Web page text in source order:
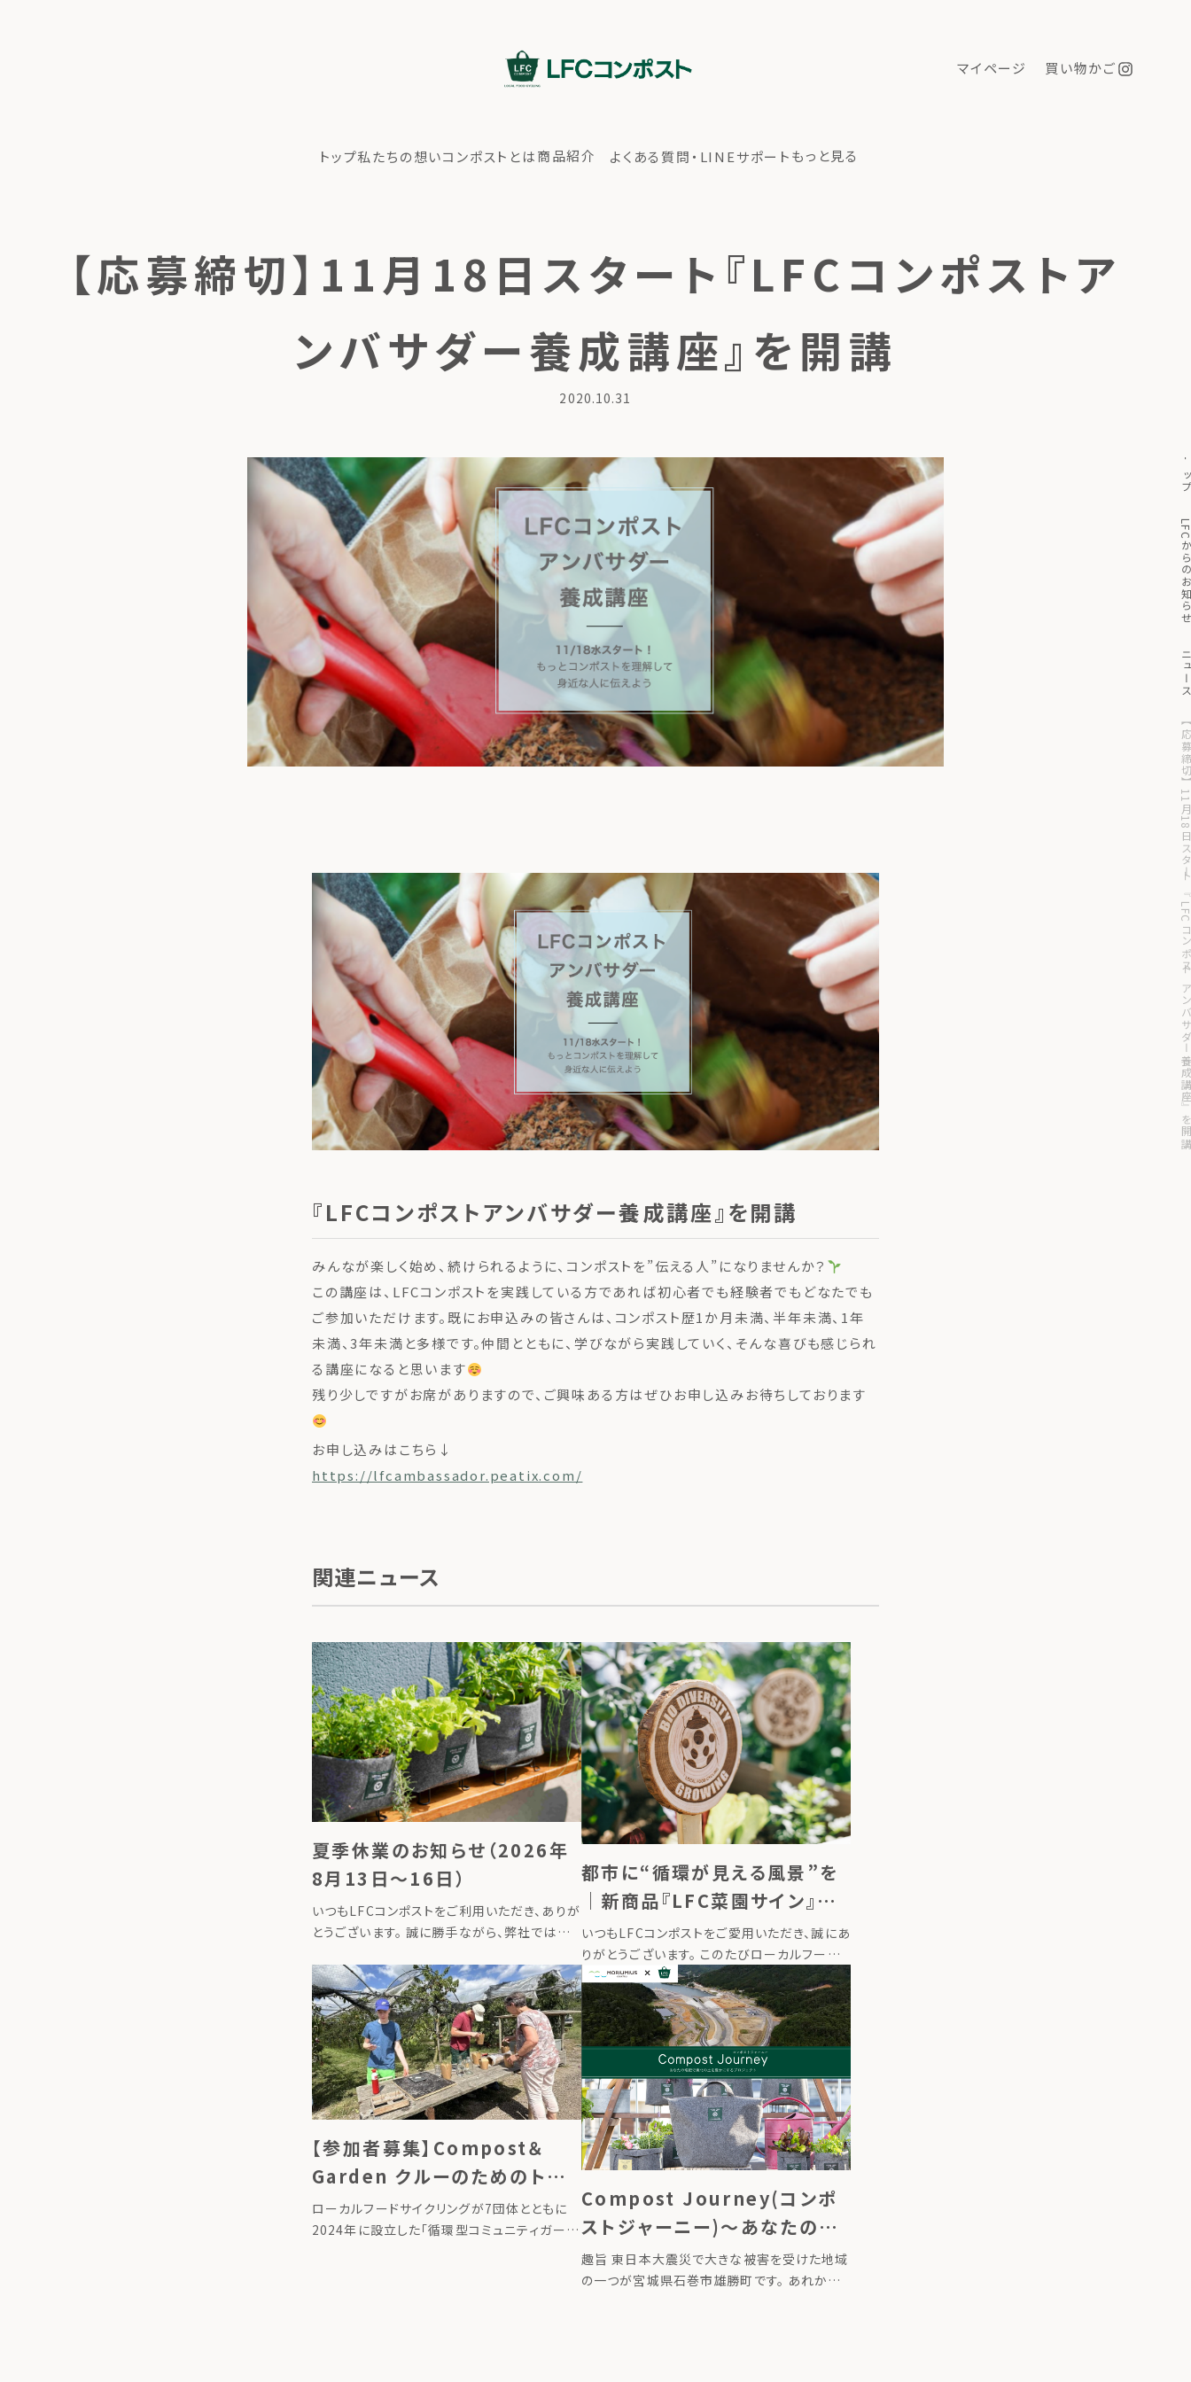
マイページ 買い物かご
トップ私たちの想いコンポストとは商品紹介 よくある質問・LINEサポートもっと見る
【応募締切】11月18日スタート『LFCコンポストア
ンバサダー養成講座』を開講
2020.10.31
トップ私たちの想い コンポストとは 商品紹介 よくある質問・LINEサポート もっと見る
ト
LFCか
ニ
【応募締切】11月18日スタート『
『LFCコンポストアンバサダー養成講座』を開講
みんなが楽しく始め、続けられるように、コンポストを”伝える人”になりませんか？
この講座は、LFCコンポストを実践している方であれば初心者でも経験者でもどなたでも
ご参加いただけます。既にお申込みの皆さんは、コンポスト歴1か月未満、半年未満、1年
未満、3年未満と多様です。仲間とともに、学びながら実践していく、そんな喜びも感じられ
る講座になると思います
残り少しですがお席がありますので、ご興味ある方はぜひお申し込みお待ちしております
お申し込みはこちら↓
https://lfcambassador.peatix.com/
関連ニュース
夏季休業のお知らせ（2026年
8月13日〜16日）
いつもLFCコンポストをご利用いただき、ありが
とうございます。 誠に勝手ながら、弊社では下
季休業期間2026年8月13日（木）〜2026年8
月16日（日） 8月17日（月）より […]
都市に“循環が見える風景”を
｜新商品『LFC菜園サイン』を
発売しました
いつもLFCコンポストをご愛用いただき、誠にあ
りがとうございます。 このたびローカルフードサ
イクリングは、レイズドベッドやプランターに挿
して使う新商品『LFC菜園サイン』を発売しまし
た。畑に立てるだけで、その場所で育まれ […]
【参加者募集】Compost＆
Garden クルーのためのトレ
ーニング講座（申込締切
7/21）
ローカルフードサイクリングが7団体とともに
2024年に設立した「循環型コミュニティガーデ
Compost Journey(コンポ
ストジャーニー)〜あなたの堆
肥で東北の土を豊かにするプロ
ジェクト〜
趣旨 東日本大震災で大きな被害を受けた地域
の一つが宮城県石巻市雄勝町です。 あれから